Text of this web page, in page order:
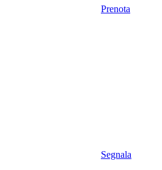
Prenota
Segnala